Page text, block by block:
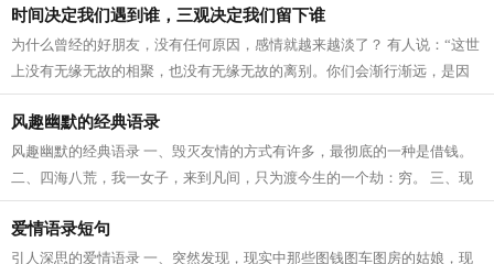
时间决定我们遇到谁，三观决定我们留下谁
为什么曾经的好朋友，没有任何原因，感情就越来越淡了？ 有人说：“这世
上没有无缘无故的相聚，也没有无缘无故的离别。你们会渐行渐远，是因
为你们都活成了彼此不理解的样子。...
风趣幽默的经典语录
风趣幽默的经典语录 一、毁灭友情的方式有许多，最彻底的一种是借钱。
二、四海八荒，我一女子，来到凡间，只为渡今生的一个劫：穷。 三、现
在父母从小就让孩子参加各种兴趣班...
爱情语录短句
引人深思的爱情语录 一、突然发现，现实中那些图钱图车图房的姑娘，现